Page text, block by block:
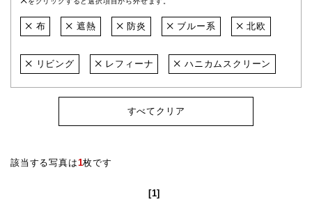
布 遮熱 防炎 ブルー系 北欧
リビング レフィーナ ハニカムスクリーン
すべてクリア
該当する写真は1枚です
[1]